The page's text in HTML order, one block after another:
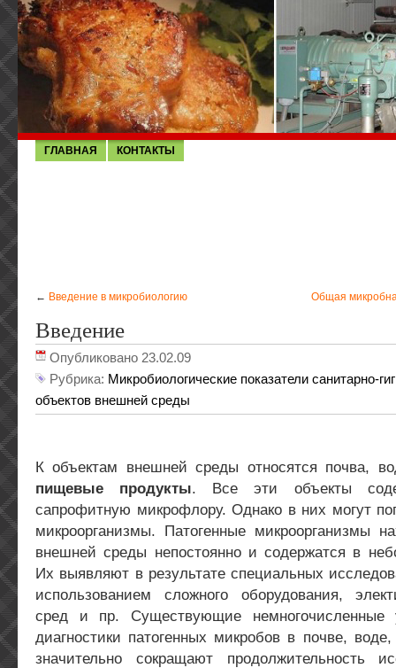
ГЛАВНАЯ КОНТАКТЫ
← Введение в микробиологию Общая
Введение
Опубликовано 23.02.09
Рубрика: Микробиологические показатели санитарно-
объектов внешней среды
К объектам внешней среды относятся почва,
пищевые продукты. Все эти объекты
сапрофитную микрофлору. Однако в них могут
микроорганизмы. Патогенные микроорганизмы
внешней среды непостоянно и содержатся в
Их выявляют в результате специальных
использованием сложного оборудования,
сред и пр. Существующие немногочисленные
диагностики патогенных микробов в почве,
значительно сокращают продолжительность